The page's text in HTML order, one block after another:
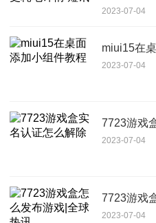
2023-07-04
miui15在
2023-07-04
7723游戏
2023-07-04
7723游戏
2023-07-04